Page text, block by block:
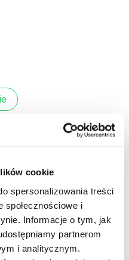
cookie
spersonalizowania treści
społecznościowe i
Informacje o tym, jak
partnerom
i analitycznym.